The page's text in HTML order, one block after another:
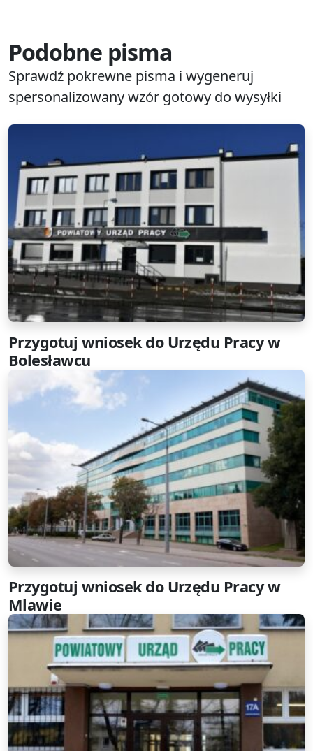
Podobne pisma
Sprawdź pokrewne pisma i wygeneruj
spersonalizowany wzór gotowy do wysyłki
Przygotuj wniosek do Urzędu Pracy w
Bolesławcu
Przygotuj wniosek do Urzędu Pracy w
Mlawie